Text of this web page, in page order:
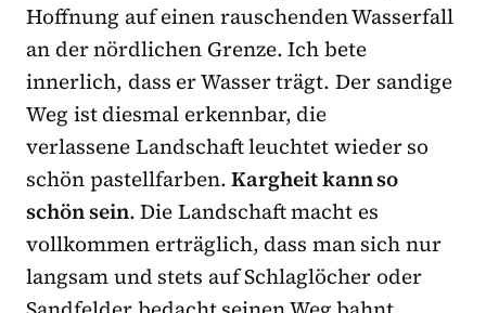
Hoffnung auf einen rauschenden Wasserfall
an der nördlichen Grenze. Ich bete
innerlich, dass er Wasser trägt. Der sandige
Weg ist diesmal erkennbar, die
verlassene Landschaft leuchtet wieder so
schön pastellfarben.Kargheit kann so
schön sein. Die Landschaft macht es
vollkommen erträglich, dass man sich nur
langsam und stets auf Schlaglöcher oder